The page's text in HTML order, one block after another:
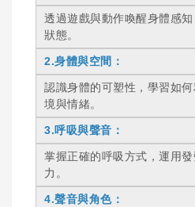
透過遊戲與動作喚醒身體感
狀態。
2.身體與空間：
認識身體的可塑性，學習如
境與情緒。
3.呼吸與聲音：
掌握正確的呼吸方式，運用
力。
4.聲音與角色：